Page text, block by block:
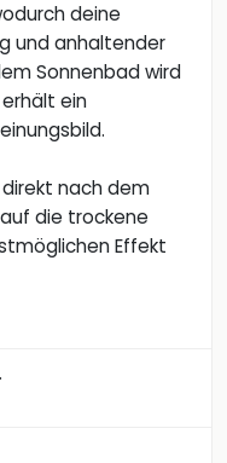
deine
und anhaltender
Sonnenbad wird
ein
nach dem
die trockene
Effekt
.